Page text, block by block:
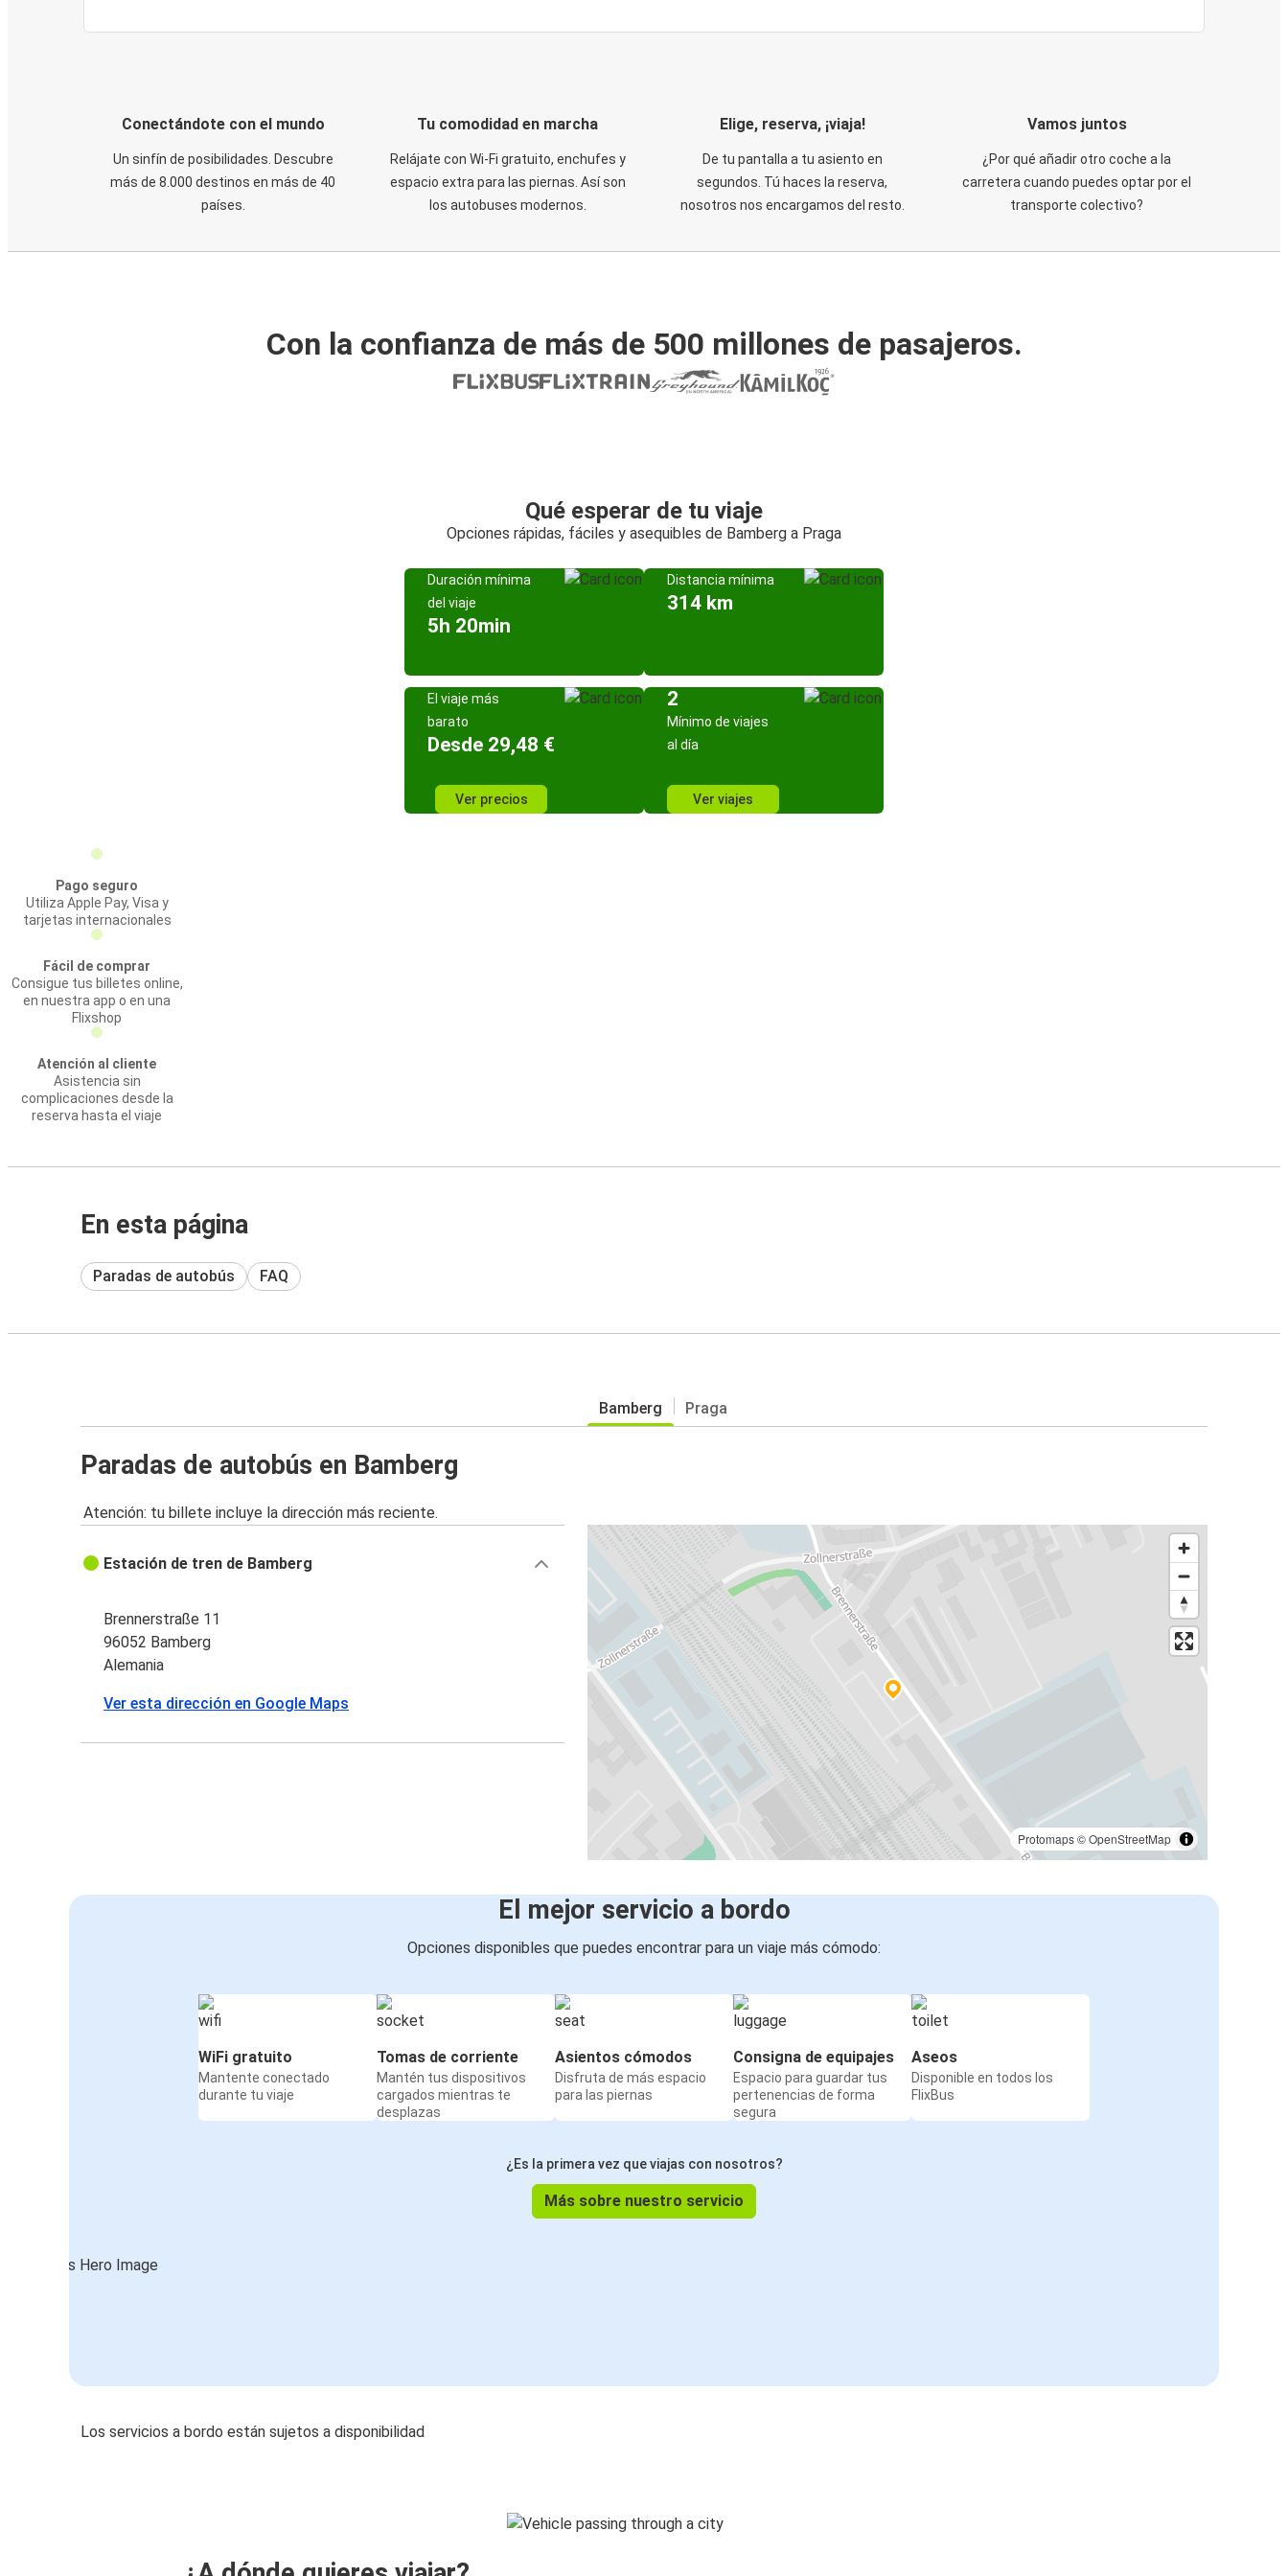
Conectándote con el mundo
Un sinfín de posibilidades. Descubre
más de 8.000 destinos en más de 40
países.
Tu comodidad en marcha
Relájate con Wi-Fi gratuito, enchufes y
espacio extra para las piernas. Así son
los autobuses modernos.
Elige, reserva, ¡viaja!
De tu pantalla a tu asiento en
segundos. Tú haces la reserva,
nosotros nos encargamos del resto.
Vamos juntos
¿Por qué añadir otro coche a la
carretera cuando puedes optar por el
transporte colectivo?
Con la confianza de más de 500 millones de pasajeros.
Qué esperar de tu viaje
Opciones rápidas, fáciles y asequibles de Bamberg a Praga
Duración mínima
del viaje
5h 20min
Distancia mínima
314 km
El viaje más
barato
Desde 29,48 €
Ver precios
2
Mínimo de viajes
al día
Ver viajes
Pago seguro
Utiliza Apple Pay, Visa y
tarjetas internacionales
Fácil de comprar
Consigue tus billetes online,
en nuestra app o en una
Flixshop
Atención al cliente
Asistencia sin
complicaciones desde la
reserva hasta el viaje
En esta página
Paradas de autobús FAQ
Bamberg Praga
Paradas de autobús en Bamberg
Atención: tu billete incluye la dirección más reciente.
Protomaps©OpenStreetMap
Estación de tren de Bamberg
Brennerstraße 11
96052 Bamberg
Alemania
Ver esta dirección en Google Maps
El mejor servicio a bordo
Opciones disponibles que puedes encontrar para un viaje más cómodo:
WiFi gratuito
Mantente conectado
durante tu viaje
Tomas de corriente
Mantén tus dispositivos
cargados mientras te
desplazas
Asientos cómodos
Disfruta de más espacio
para las piernas
Consigna de equipajes
Espacio para guardar tus
pertenencias de forma
segura
Aseos
Disponible en todos los
FlixBus
¿Es la primera vez que viajas con nosotros?
Más sobre nuestro servicio
Los servicios a bordo están sujetos a disponibilidad